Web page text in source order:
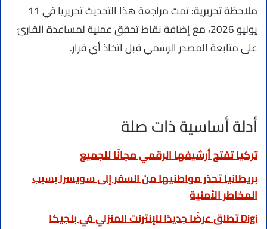
ملاحظة تحريرية:
تمت مراجعة هذا التحديث تحريريا في 11
يوليو 2026، مع إضافة نقاط تحقق عملية لمساعدة القارئ
على متابعة المصدر الرسمي قبل اتخاذ أي قرار.
أدلة أساسية ذات صلة
تركيا تفتح أرشيفها الرقمي مجانًا للجميع
بريطانيا تحذر مواطنيها من السفر إلى سويسرا بسبب
المخاطر الأمنية
Digi تطلق عرضًا جديدًا للإنترنت المنزلي في بلجيكا